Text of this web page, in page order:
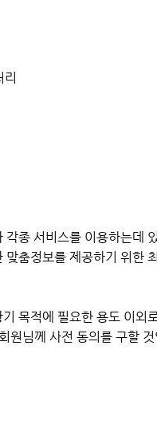
종 서비스를 이용하는데
춤정보를 제공하기 위한
목적에 필요한 용도 이외
원님께 사전 동의를 구할